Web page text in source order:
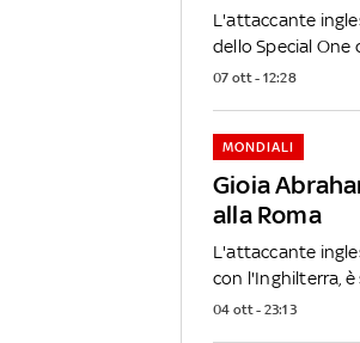
L'attaccante
dello Special One
07 ott - 12:28
Gioia
alla Roma
MONDIALI
L'attaccante
con l'Inghilterra, è
04 ott - 23:13